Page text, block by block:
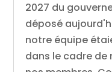
2027 du
déposé
notre équipe
dans le cadre